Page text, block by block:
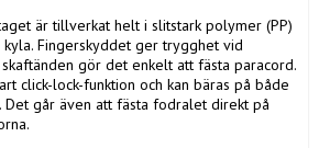
är tillverkat helt i slitstark polymer (PP)
kyla. Fingerskyddet ger trygghet vid
gör det enkelt att fästa paracord.
click-lock-funktion och kan bäras på både
Det går även att fästa fodralet direkt på